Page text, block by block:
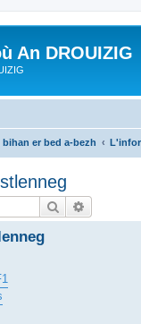
An DROUIZIG
er bed a-bezh
Rechercher